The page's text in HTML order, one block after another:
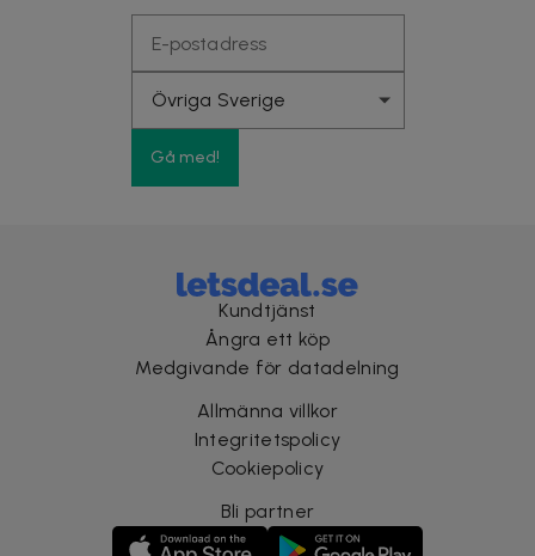
Gå med!
Kundtjänst
Ångra ett köp
Medgivande för datadelning
Allmänna villkor
Integritetspolicy
Cookiepolicy
Bli partner